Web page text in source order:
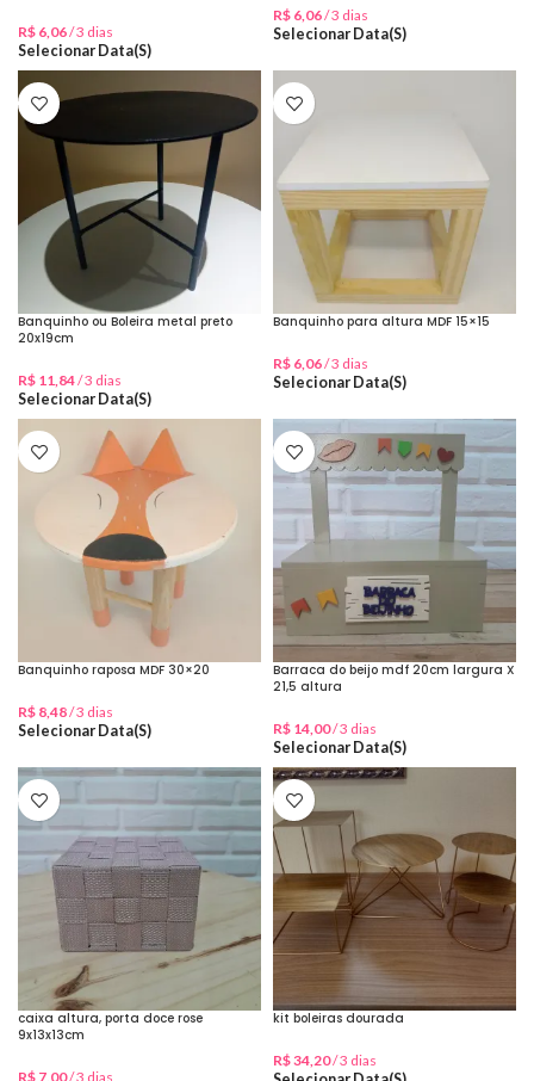
R$ 6,06/ 3 dias
Selecionar Data(s)
R$ 6,06/ 3 dias
Selecionar Data(s)
Banquinho ou Boleira metal preto
20x19cm
R$ 11,84/ 3 dias
Selecionar Data(s)
Banquinho para altura MDF 15×15
R$ 6,06/ 3 dias
Selecionar Data(s)
Banquinho raposa MDF 30×20
R$ 8,48/ 3 dias
Selecionar Data(s)
Barraca do beijo mdf 20cm largura X
21,5 altura
R$ 14,00/ 3 dias
Selecionar Data(s)
caixa altura, porta doce rose
9x13x13cm
R$ 7,00/ 3 dias
kit boleiras dourada
R$34,20/ 3 dias